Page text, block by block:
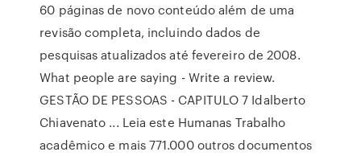
60 páginas de novo conteúdo além de uma
revisão completa, incluindo dados de
pesquisas atualizados até fevereiro de 2008.
What people are saying - Write a review.
GESTÃO DE PESSOAS - CAPITULO 7 Idalberto
Chiavenato ... Leia este Humanas Trabalho
acadêmico e mais 771.000 outros documentos